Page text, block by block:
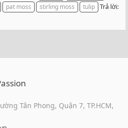
pat moss stirling moss tulip Trả lời:
Tân Phong, Quận 7, TP.HCM,